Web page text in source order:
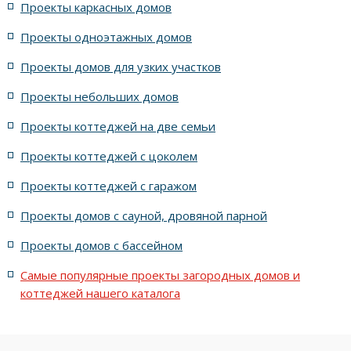
жилых в стиле Райта с 5 комнатами
жилых в английском стиле
жилых в современном стиле с террасой
с террасой и 6 комнатами
Проекты каркасных домов
Проекты одноэтажных домов
Проекты домов для узких участков
Проекты небольших домов
Проекты коттеджей на две семьи
Проекты коттеджей с цоколем
Проекты коттеджей с гаражом
Проекты домов с сауной, дровяной парной
Проекты домов с бассейном
Самые популярные проекты загородных домов и
коттеджей нашего каталога